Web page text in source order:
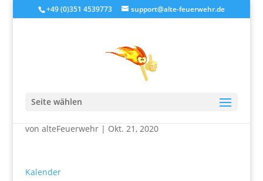
+49 (0)351 4539773 support@alte-feuerwehr.de
Seite wählen
zweite
von alteFeuerwehr| Okt. 21, 2020
Kalender